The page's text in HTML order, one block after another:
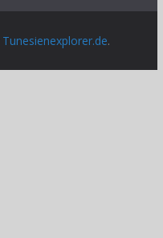
Tunesienexplorer.de.